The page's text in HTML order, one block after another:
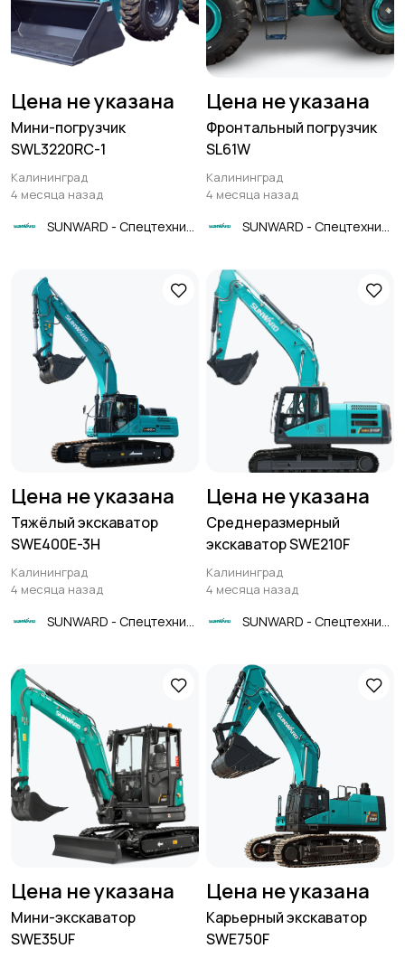
Цена не указана
Мини-погрузчик
SWL3220RC-1
Калининград
4 месяца назад
Цена не указана
Фронтальный погрузчик
SL61W
Калининград
4 месяца назад
Цена не указана
Тяжёлый экскаватор
SWE400E-3H
Калининград
4 месяца назад
Цена не указана
Среднеразмерный
экскаватор SWE210F
Калининград
4 месяца назад
Цена не указана
Мини-экскаватор
SWE35UF
Цена не указана
Карьерный экскаватор
SWE750F